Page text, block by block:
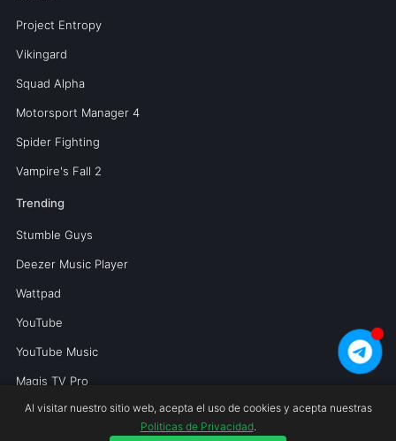
Project Entropy
Vikingard
Squad Alpha
Motorsport Manager 4
Spider Fighting
Vampire's Fall 2
Trending
Stumble Guys
Deezer Music Player
Wattpad
YouTube
YouTube Music
Magis TV Pro
Al visitar nuestro sitio web, acepta el uso de cookies y acepta nuestras
Politicas de Privacidad.